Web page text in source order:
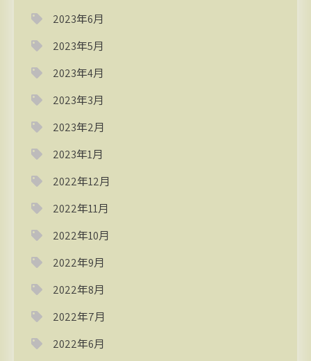
2023年6月
2023年5月
2023年4月
2023年3月
2023年2月
2023年1月
2022年12月
2022年11月
2022年10月
2022年9月
2022年8月
2022年7月
2022年6月